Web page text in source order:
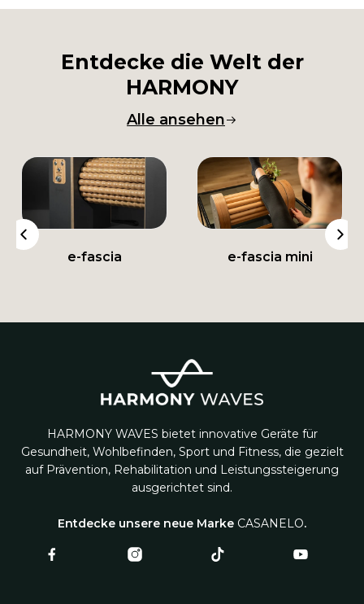
Entdecke die Welt der
HARMONY
Alle ansehen
e-fascia e-fascia mini
HARMONY WAVES bietet innovative Geräte für
Gesundheit, Wohlbefinden, Sport und Fitness, die gezielt
auf Prävention, Rehabilitation und Leistungssteigerung
ausgerichtet sind.
Entdecke unsere neue Marke CASANELO.